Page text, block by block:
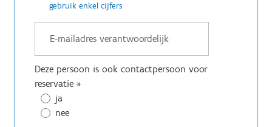
gebruik enkel cijfers
Deze persoon is ook contactpersoon voor
reservatie *
ja
nee